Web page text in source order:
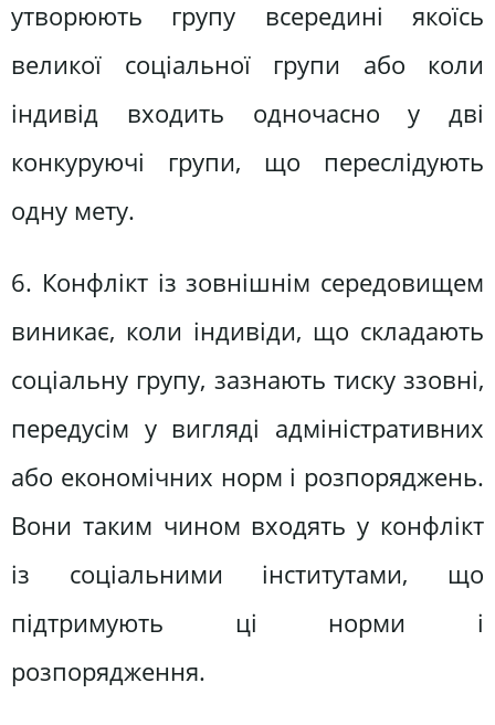
утворюють групу всередині якоїсь
великої соціальної групи або коли
індивід входить одночасно у дві
конкуруючі групи, що переслідують
одну мету.
6. Конфлікт із зовнішнім середовищем
виникає, коли індивіди, що складають
соціальну групу, зазнають тиску ззовні,
передусім у вигляді адміністративних
або економічних норм і розпоряджень.
Вони таким чином входять у конфлікт
із соціальними інститутами, що
підтримують ці норми і
розпорядження.